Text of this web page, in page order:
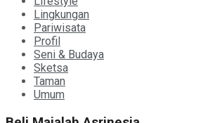
Lingkungan
Pariwisata
Profil
Seni & Budaya
Sketsa
Taman
Umum